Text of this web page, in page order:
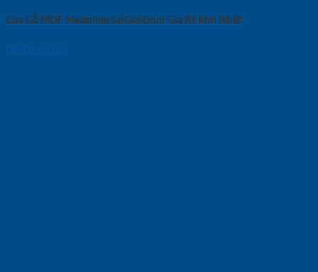
Cửa Gỗ MDF Melamine SaiGonDoor Gía Rẻ Mới Nhất
08/01/2025